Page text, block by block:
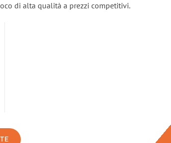
di alta qualità a prezzi competitivi.